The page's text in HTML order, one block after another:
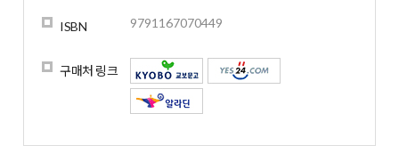
ISBN 9791167070449
구매처 링크